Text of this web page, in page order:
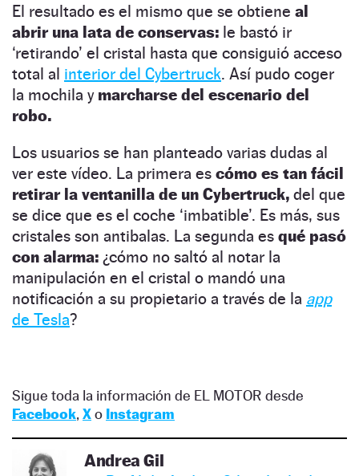
El resultado es el mismo que se obtiene al
abrir una lata de conservas: le bastó ir
‘retirando’ el cristal hasta que consiguió acceso
total al interior del Cybertruck. Así pudo coger
la mochila y marcharse del escenario del
robo.
Los usuarios se han planteado varias dudas al
ver este vídeo. La primera es cómo es tan fácil
retirar la ventanilla de un Cybertruck, del que
se dice que es el coche ‘imbatible’. Es más, sus
cristales son antibalas. La segunda es qué pasó
con alarma: ¿cómo no saltó al notar la
manipulación en el cristal o mandó una
notificación a su propietario a través de la app
de Tesla?
Sigue toda la información de EL MOTOR desde
Facebook, Xo Instagram
Andrea Gil